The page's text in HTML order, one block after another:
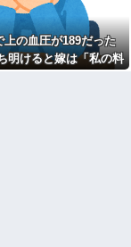
鬼ごっこしよ
うん！」→足が遅
本気で遊び続けた
上の血圧が189だった
明けると嫁は「私の料